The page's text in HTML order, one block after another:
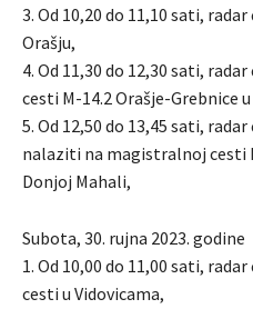
3. Od 10,20 do 11,10 sati,
Orašju,
4. Od 11,30 do 12,30 sati,
cesti M-14.2 Orašje-Grebnice
5. Od 12,50 do 13,45 sati,
nalaziti na magistralnoj cesti
Donjoj Mahali,
Subota, 30. rujna 2023. godine
1. Od 10,00 do 11,00 sati,
cesti u Vidovicama,